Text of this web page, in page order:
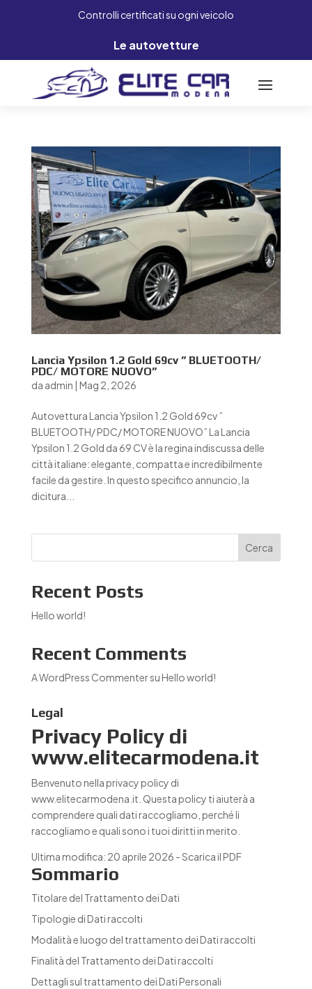
Controlli certificati su ogni veicolo
Le autovetture
Lancia Ypsilon 1.2 Gold 69cv ” BLUETOOTH/
PDC/ MOTORE NUOVO”
da admin | Mag 2, 2026
Autovettura Lancia Ypsilon 1.2 Gold 69cv ”
BLUETOOTH/ PDC/ MOTORE NUOVO” La Lancia
Ypsilon 1.2 Gold da 69 CV è la regina indiscussa delle
città italiane: elegante, compatta e incredibilmente
facile da gestire. In questo specifico annuncio, la
dicitura...
Cerca
Recent Posts
Hello world!
Recent Comments
A WordPress CommentersuHello world!
Legal
Privacy Policy di
www.elitecarmodena.it
Benvenuto nella privacy policy di
www.elitecarmodena.it. Questa policy ti aiuterà a
comprendere quali dati raccogliamo, perché li
raccogliamo e quali sono i tuoi diritti in merito.
Ultima modifica: 20 aprile 2026 -Scarica il PDF
Sommario
Titolare del Trattamento dei Dati
Tipologie di Dati raccolti
Modalità e luogo del trattamento dei Dati raccolti
Finalità del Trattamento dei Dati raccolti
Dettagli sul trattamento dei Dati Personali